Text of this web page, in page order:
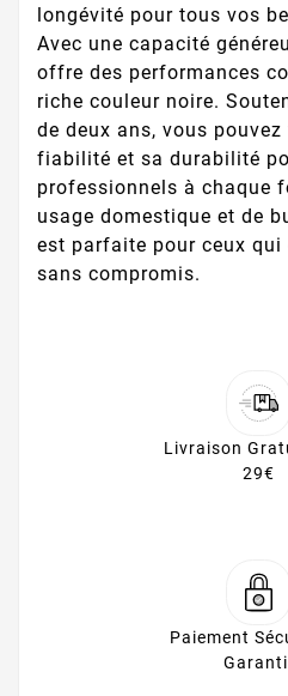
longévité pour tous vos
Avec une capacité
offre des performances
riche couleur noire.
de deux ans, vous
fiabilité et sa durabilité
professionnels à chaque
usage domestique et de
est parfaite pour ceux qui
sans compromis.
Livraison
29€
Paiement